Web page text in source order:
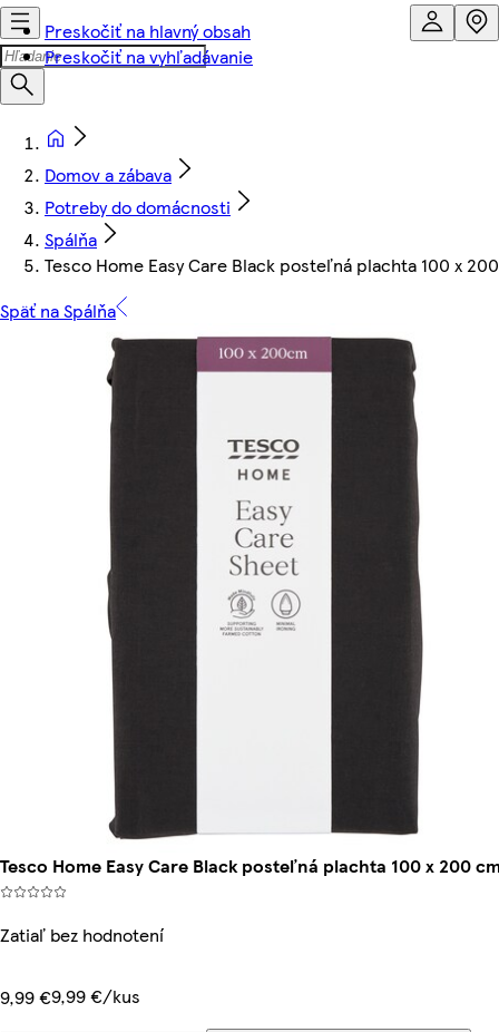
Preskočiť na hlavný obsah
Preskočiť na vyhľadávanie
Domov a zábava
Potreby do domácnosti
Spálňa
Tesco Home Easy Care Black posteľná plachta 100 x
Späť na Spálňa
Tesco Home Easy Care Black posteľná plachta 100 x 200
Zatiaľ bez hodnotení
9,99 €9,99 €/kus